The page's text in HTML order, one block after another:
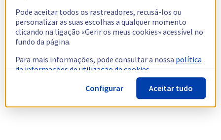
Pode aceitar todos os rastreadores, recusá-los ou
personalizar as suas escolhas a qualquer momento
clicando na ligação «Gerir os meus cookies» acessível no
fundo da página.
Para mais informações, pode consultar a nossa política
de informações de utilização de cookies.
Configurar
Aceitar tudo